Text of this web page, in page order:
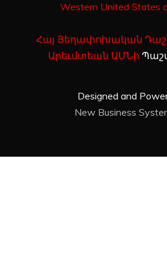
Western United States
Հայ Յեղափոխական
Արեւմտեան ԱՄՆի
Designed and
New Business